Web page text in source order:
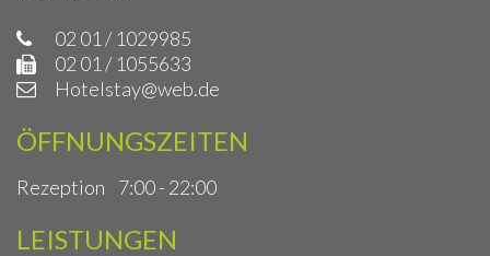
02 01 / 1029985
02 01 / 1055633
Hotelstay@web.de
ÖFFNUNGSZEITEN
Rezeption 7:00 - 22:00
LEISTUNGEN